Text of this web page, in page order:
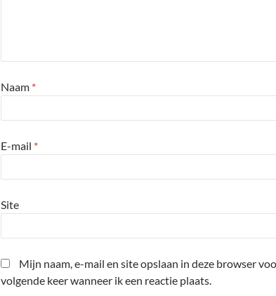
Naam *
E-mail *
Site
Mijn naam, e-mail en site opslaan in deze browser
volgende keer wanneer ik een reactie plaats.